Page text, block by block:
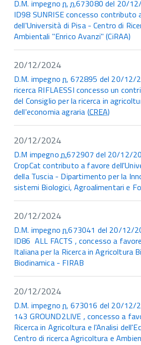
D.M. impegnon. n.673080 del 20/
ID98 SUNRISE concesso contributo
dell'Università di Pisa - Centro di
Ambientali "Enrico Avanzi" (CiRAA)
20/12/2024
D.M. impegnon. 672895 del 20/12/
ricerca RIFLAESSI concesso un
del Consiglio per la ricerca in
dell'economia agraria (CREA)
20/12/2024
D.M impegnon.672907 del 20/12/
CropCat contributo a favore
della Tuscia - Dipartimento per la
sistemi Biologici, Agroalimentari e
20/12/2024
D.M. impegnon.673041 del 20/12/
ID86 ALL FACTS , concesso a
Italiana per la Ricerca in Agricoltura
Biodinamica - FIRAB
20/12/2024
D.M. impegnon. 673016 del 20/12/
143 GROUND2LIVE , concesso a
Ricerca in Agricoltura e l'Analisi
Centro di ricerca Agricoltura e